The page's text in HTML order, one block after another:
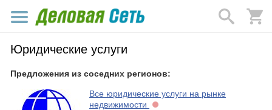
Юридические услуги
Предложения из соседних регионов:
Все юридические услуги на рынке
недвижимости